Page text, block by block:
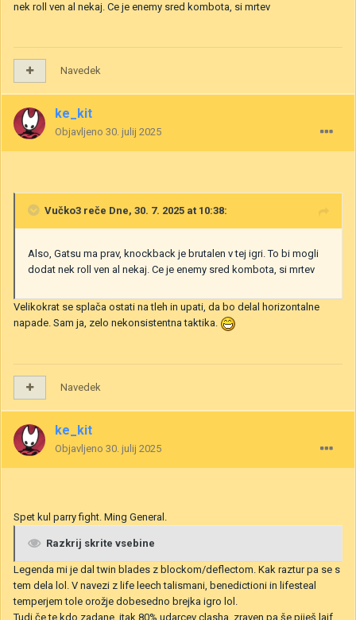
nek roll ven al nekaj. Ce je enemy sred kombota, si mrtev
Navedek
ke_kit
Objavljeno 30. julij 2025
Vučko3 reče Dne, 30. 7. 2025 at 10:38:
Also, Gatsu ma prav, knockback je brutalen v tej igri. To bi mogli
dodat nek roll ven al nekaj. Ce je enemy sred kombota, si mrtev
Velikokrat se splača ostati na tleh in upati, da bo delal horizontalne
napade. Sam ja, zelo nekonsistentna taktika.
Navedek
ke_kit
Objavljeno 30. julij 2025
Spet kul parry fight. Ming General.
Razkrij skrite vsebine
Legenda mi je dal twin blades z blockom/deflectom. Kak raztur pa se s
tem dela lol. V navezi z life leech talismani, benedictioni in lifesteal
temperjem tole orožje dobesedno brejka igro lol.
Tudi če te kdo zadane, itak 80% udarcev clasha, zraven pa še piješ lajf